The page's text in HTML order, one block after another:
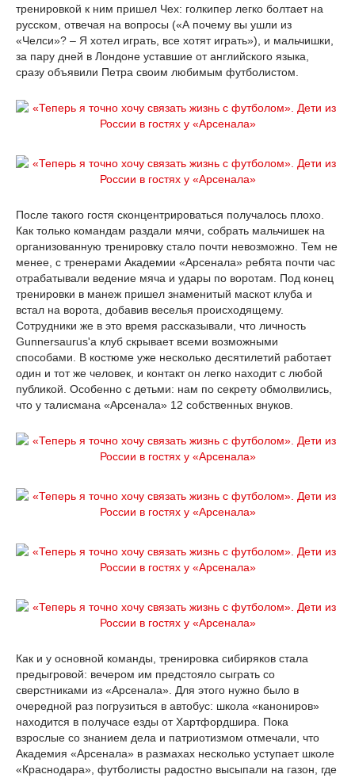
тренировкой к ним пришел Чех: голкипер легко болтает на
русском, отвечая на вопросы («А почему вы ушли из
«Челси»? – Я хотел играть, все хотят играть»), и мальчишки,
за пару дней в Лондоне уставшие от английского языка,
сразу объявили Петра своим любимым футболистом.
После такого гостя сконцентрироваться получалось плохо.
Как только командам раздали мячи, собрать мальчишек на
организованную тренировку стало почти невозможно. Тем не
менее, с тренерами Академии «Арсенала» ребята почти час
отрабатывали ведение мяча и удары по воротам. Под конец
тренировки в манеж пришел знаменитый маскот клуба и
встал на ворота, добавив веселья происходящему.
Сотрудники же в это время рассказывали, что личность
Gunnersaurus'а клуб скрывает всеми возможными
способами. В костюме уже несколько десятилетий работает
один и тот же человек, и контакт он легко находит с любой
публикой. Особенно с детьми: нам по секрету обмолвились,
что у талисмана «Арсенала» 12 собственных внуков.
Как и у основной команды, тренировка сибиряков стала
предыгровой: вечером им предстояло сыграть со
сверстниками из «Арсенала». Для этого нужно было в
очередной раз погрузиться в автобус: школа «канониров»
находится в получасе езды от Хартфордшира. Пока
взрослые со знанием дела и патриотизмом отмечали, что
Академия «Арсенала» в размахах несколько уступает школе
«Краснодара», футболисты радостно высыпали на газон, где